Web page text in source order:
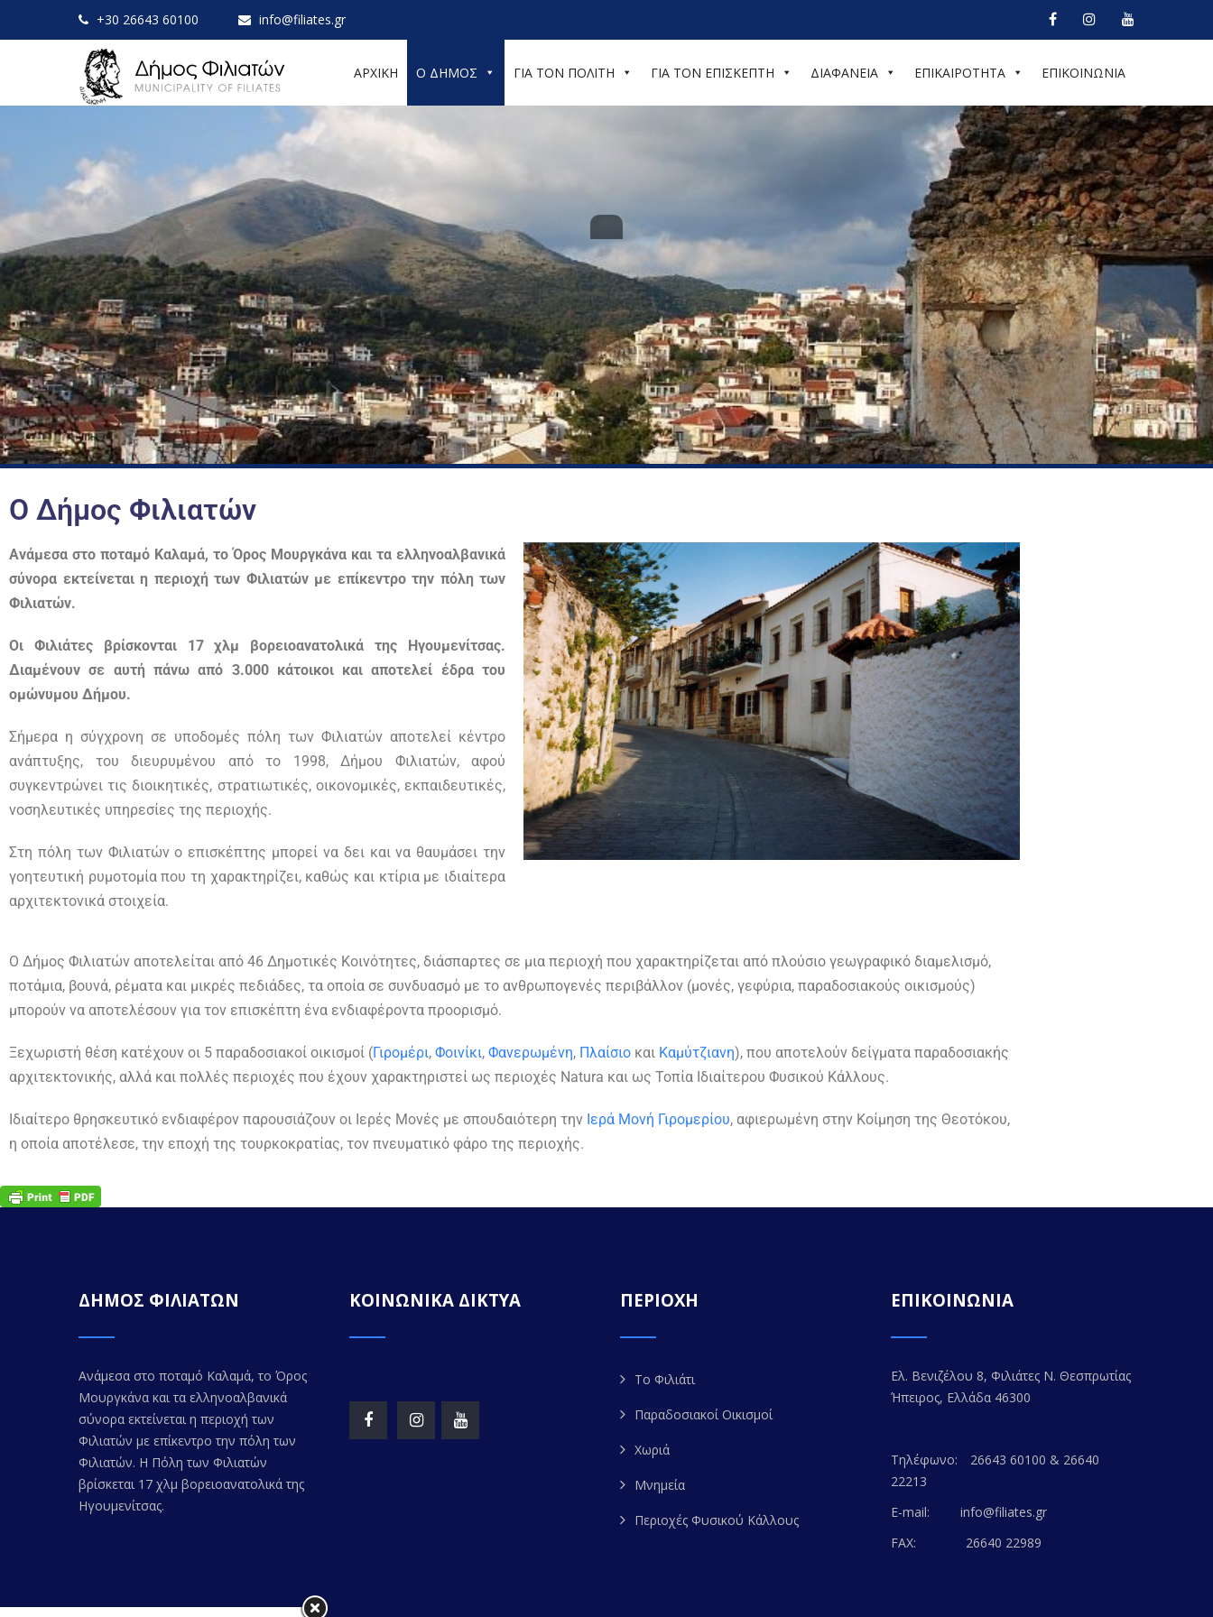
+30 26643 60100 info@filiates.gr
ΑΡΧΙΚΗ Ο ΔΗΜΟΣ ΓΙΑ ΤΟΝ ΠΟΛΙΤΗ ΓΙΑ ΤΟΝ ΕΠΙΣΚΕΠΤΗ ΔΙΑΦΑΝΕΙΑ ΕΠΙΚΑΙΡΟΤΗΤΑ ΕΠΙΚΟΙΝΩΝΙΑ
Ο Δήμος Φιλιατών
Ανάμεσα στο ποταμό Καλαμά, το Όρος Μουργκάνα και τα ελληνοαλβανικά
σύνορα εκτείνεται η περιοχή των Φιλιατών με επίκεντρο την πόλη των
Φιλιατών.
Οι Φιλιάτες βρίσκονται 17 χλμ βορειοανατολικά της Ηγουμενίτσας.
Διαμένουν σε αυτή πάνω από 3.000 κάτοικοι και αποτελεί έδρα του
ομώνυμου Δήμου.​
Σήμερα η σύγχρονη σε υποδομές πόλη των Φιλιατών αποτελεί κέντρο
ανάπτυξης, του διευρυμένου από το 1998, Δήμου Φιλιατών, αφού
συγκεντρώνει τις διοικητικές, στρατιωτικές, οικονομικές, εκπαιδευτικές,
νοσηλευτικές υπηρεσίες της περιοχής.
Στη πόλη των Φιλιατών ο επισκέπτης μπορεί να δει και να θαυμάσει την
γοητευτική ρυμοτομία που τη χαρακτηρίζει, καθώς και κτίρια με ιδιαίτερα
αρχιτεκτονικά στοιχεία.
Ο Δήμος Φιλιατών αποτελείται από 46 Δημοτικές Κοινότητες, διάσπαρτες σε μια περιοχή που χαρακτηρίζεται από πλούσιο γεωγραφικό διαμελισμό,
ποτάμια, βουνά, ρέματα και μικρές πεδιάδες, τα οποία σε συνδυασμό με το ανθρωπογενές περιβάλλον (μονές, γεφύρια, παραδοσιακούς οικισμούς)
μπορούν να αποτελέσουν για τον επισκέπτη ένα ενδιαφέροντα προορισμό.
Ξεχωριστή θέση κατέχουν οι 5 παραδοσιακοί οικισμοί (Γιρομέρι, Φοινίκι, Φανερωμένη, Πλαίσιο και Καμύτζιανη), που αποτελούν δείγματα παραδοσιακής
αρχιτεκτονικής, αλλά και πολλές περιοχές που έχουν χαρακτηριστεί ως περιοχές Natura και ως Τοπία Ιδιαίτερου Φυσικού Κάλλους.
Ιδιαίτερο θρησκευτικό ενδιαφέρον παρουσιάζουν οι Ιερές Μονές με σπουδαιότερη την Ιερά Μονή Γιρομερίου, αφιερωμένη στην Κοίμηση της Θεοτόκου,
η οποία αποτέλεσε, την εποχή της τουρκοκρατίας, τον πνευματικό φάρο της περιοχής.
ΔΗΜΟΣ ΦΙΛΙΑΤΩΝ
Ανάμεσα στο ποταμό Καλαμά, το Όρος
Μουργκάνα και τα ελληνοαλβανικά
σύνορα εκτείνεται η περιοχή των
Φιλιατών με επίκεντρο την πόλη των
Φιλιατών. Η Πόλη των Φιλιατών
βρίσκεται 17 χλμ βορειοανατολικά της
Ηγουμενίτσας.
ΚΟΙΝΩΝΙΚΑ ΔΙΚΤΥΑ ΠΕΡΙΟΧΗ
Το Φιλιάτι
Παραδοσιακοί Οικισμοί
Χωριά
Μνημεία
Περιοχές Φυσικού Κάλλους
ΕΠΙΚΟΙΝΩΝΙΑ
Ελ. Βενιζέλου 8, Φιλιάτες Ν. Θεσπρωτίας
Ήπειρος, Ελλάδα 46300
Τηλέφωνο:
26643 60100 & 26640
22213
E-mail:
info@filiates.gr
FAX:
26640 22989